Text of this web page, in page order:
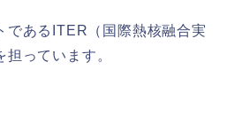
であるITER（国際熱核融合実
っています。